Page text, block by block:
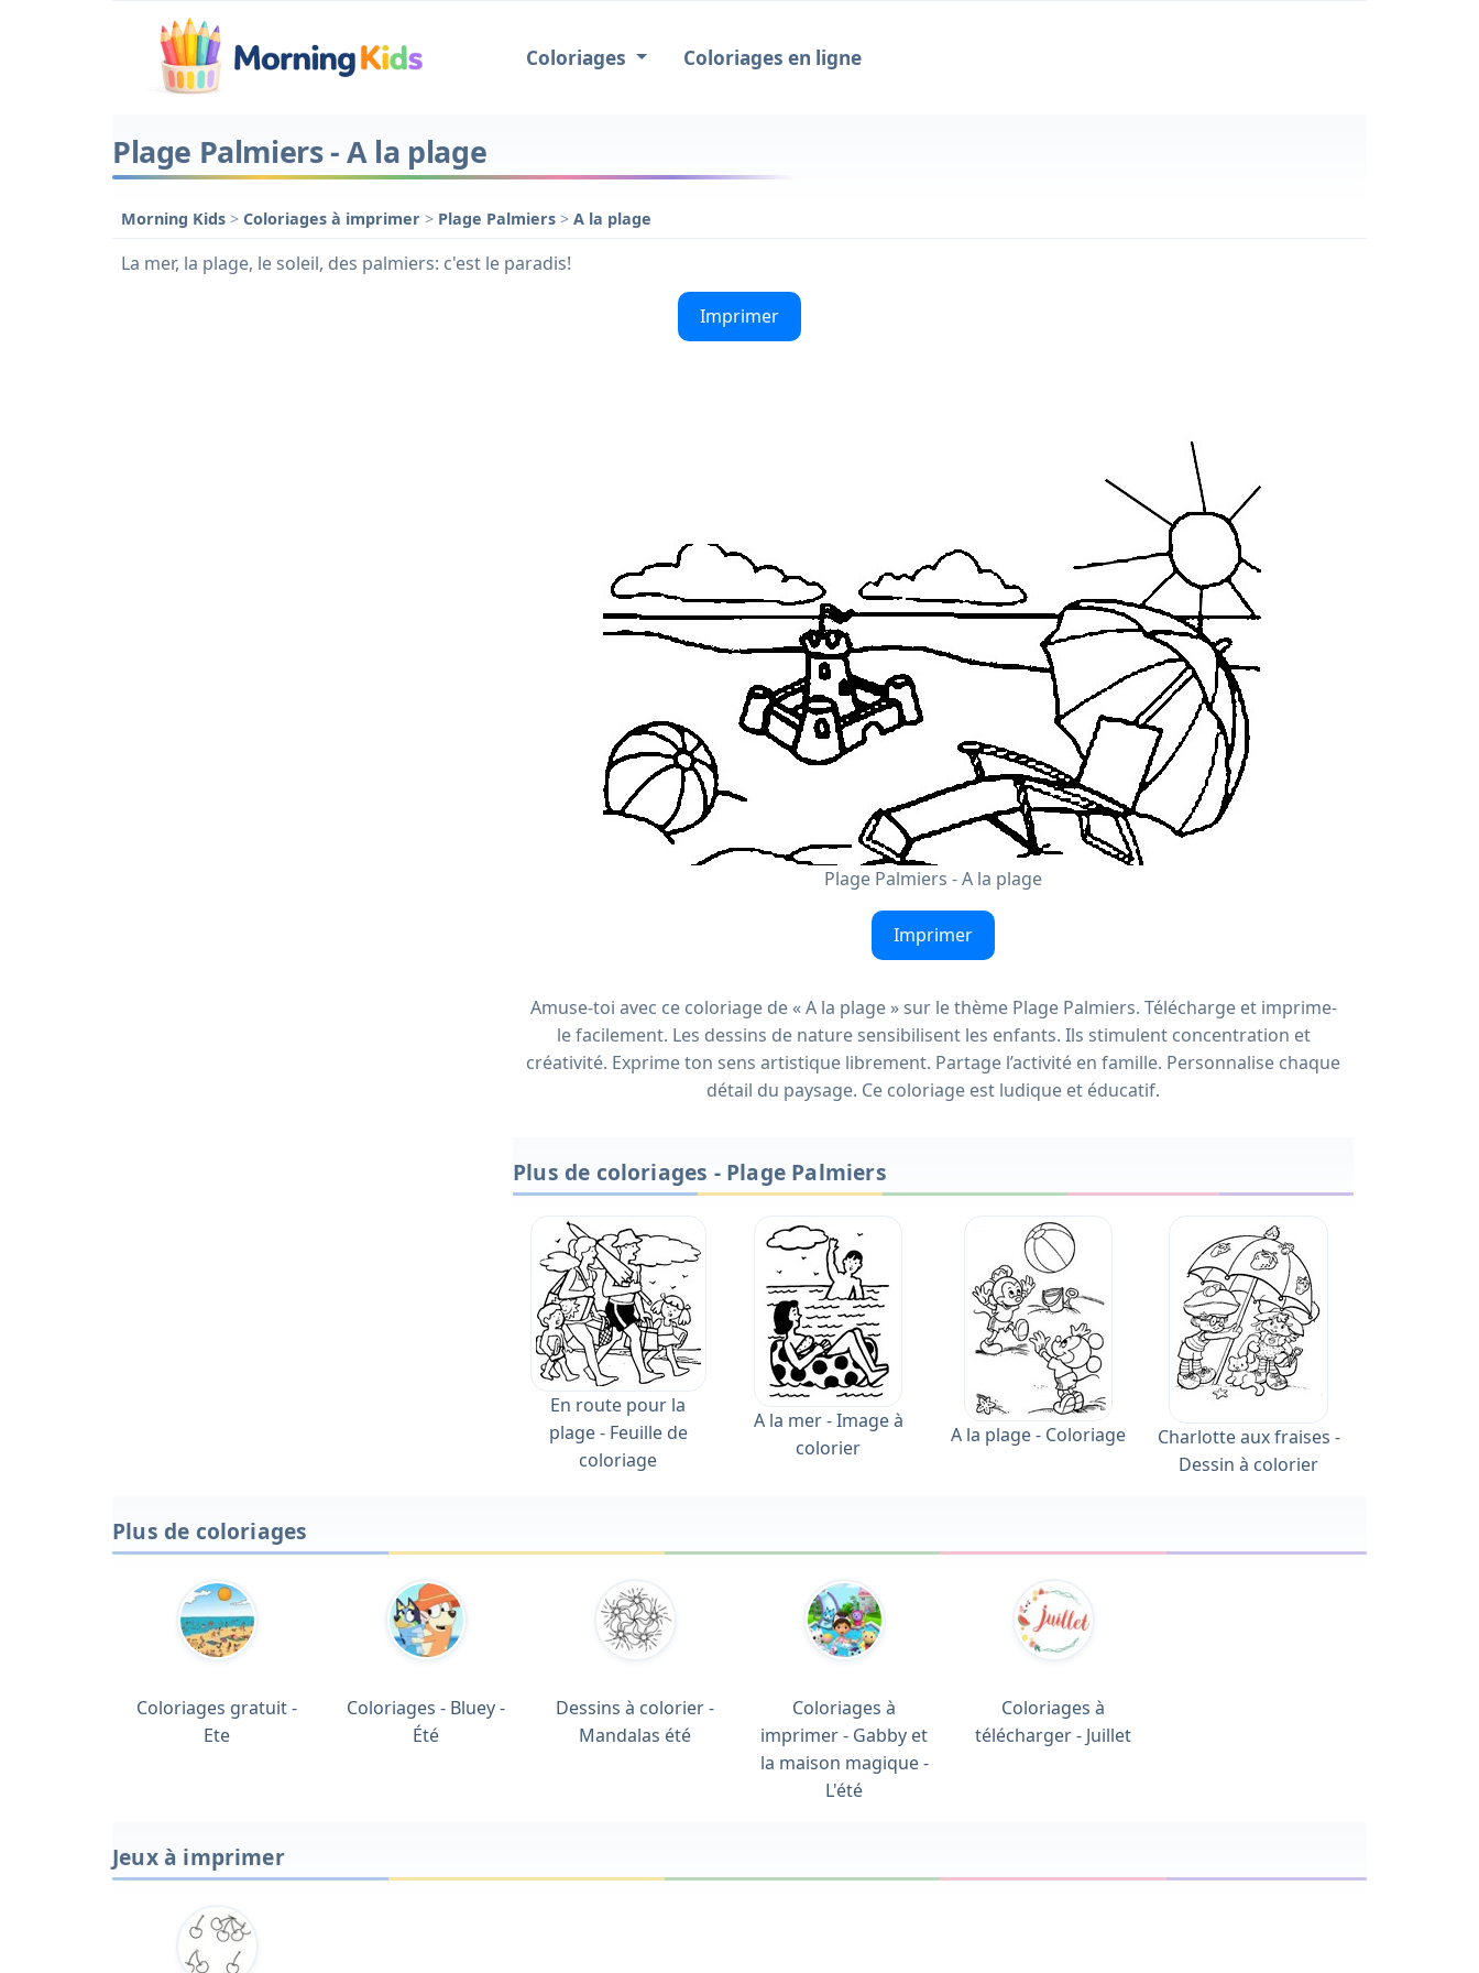
Coloriages Coloriages en ligne
Plage Palmiers - A la plage
Morning Kids > Coloriages à imprimer > Plage Palmiers > A la plage
La mer, la plage, le soleil, des palmiers: c'est le paradis!
Imprimer
Plage Palmiers - A la plage
Imprimer
Amuse-toi avec ce coloriage de « A la plage » sur le thème Plage Palmiers. Télécharge et imprime-
le facilement. Les dessins de nature sensibilisent les enfants. Ils stimulent concentration et
créativité. Exprime ton sens artistique librement. Partage l’activité en famille. Personnalise chaque
détail du paysage. Ce coloriage est ludique et éducatif.
Plus de coloriages - Plage Palmiers
En route pour la
plage - Feuille de
coloriage
A la mer - Image à
colorier
A la plage - Coloriage
Charlotte aux fraises -
Dessin à colorier
Plus de coloriages
Coloriages gratuit -
Ete
Coloriages - Bluey -
Été
Dessins à colorier -
Mandalas été
Coloriages à
imprimer - Gabby et
la maison magique -
L'été
Coloriages à
télécharger - Juillet
Jeux à imprimer